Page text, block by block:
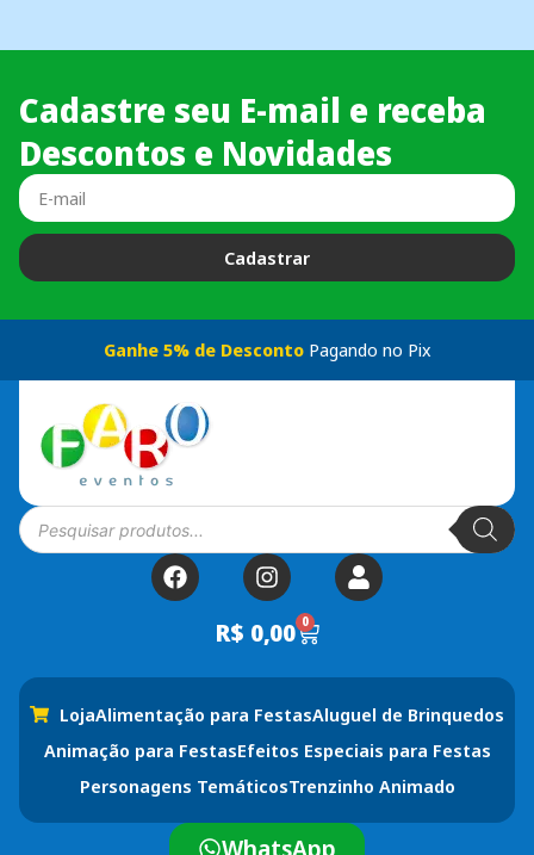
Cadastre seu E-mail e receba
Descontos e Novidades
Cadastrar
Ganhe 5% de DescontoPagando no Pix
R$ 0,00 0
LojaAlimentação para FestasAluguel de Brinquedos
Animação para FestasEfeitos Especiais para Festas
Personagens TemáticosTrenzinho Animado
WhatsApp